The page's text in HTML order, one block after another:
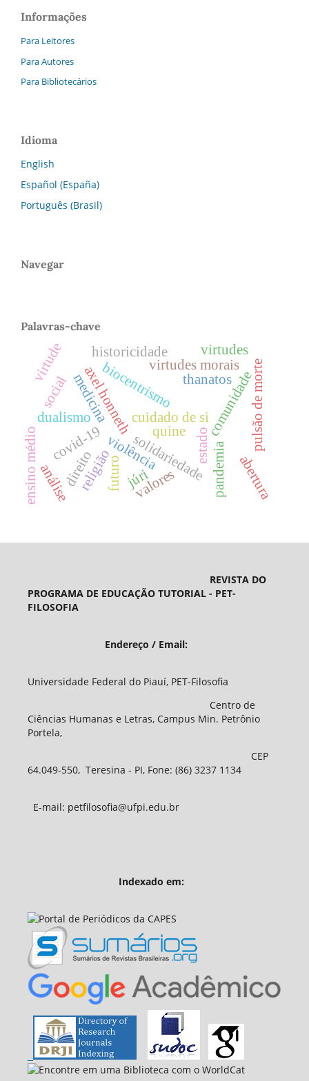
Informações
Para Leitores
Para Autores
Para Bibliotecários
Idioma
English
Español (España)
Português (Brasil)
Navegar
Palavras-chave
cuidado de si
violência
axel honneth
solidariedade
estado
comunidade
biocentrismovirtudes morais
religião
medicina
dualismo pulsão de morte
thanatos
futuro pandemia
covid-19
valores abertura
análise
ensino médio
social
quine
direito
virtude historicidade virtudes
júri
REVISTA DO
PROGRAMA DE EDUCAÇÃO TUTORIAL - PET-
FILOSOFIA
Endereço / Email:
Universidade Federal do Piauí, PET-Filosofia
Centro de
Ciências Humanas e Letras, Campus Min. Petrônio
Portela,
CEP
64.049-550, Teresina - PI, Fone: (86) 3237 1134
E-mail: petfilosofia@ufpi.edu.br
Indexado em: